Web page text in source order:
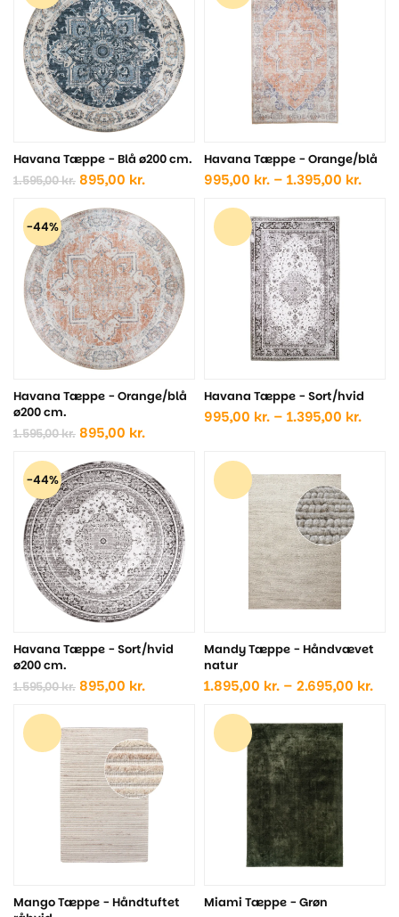
Havana Tæppe - Blå ø200 cm.
1.595,00kr. Den
pris
var:
1.595,00 kr..
895,00 kr.Den
er:
895,00 kr..
Havana Tæppe - Orange/blå
995,00 kr. – 1.395,00 kr.
-44%
Havana Tæppe - Orange/blå
ø200 cm.
1.595,00kr. Den
pris
var:
1.595,00 kr..
895,00 kr.Den
er:
895,00 kr..
Havana Tæppe - Sort/hvid
995,00 kr. – 1.395,00 kr.
-44%
Havana Tæppe - Sort/hvid
ø200 cm.
1.595,00kr. Den
var:
1.595,00 kr..
895,00 kr.Den
er:
895,00 kr..
Mandy Tæppe - Håndvævet
natur
1.895,00 kr. – 2.695,00 kr.
Mango Tæppe - Håndtuftet
Miami Tæppe - Grøn